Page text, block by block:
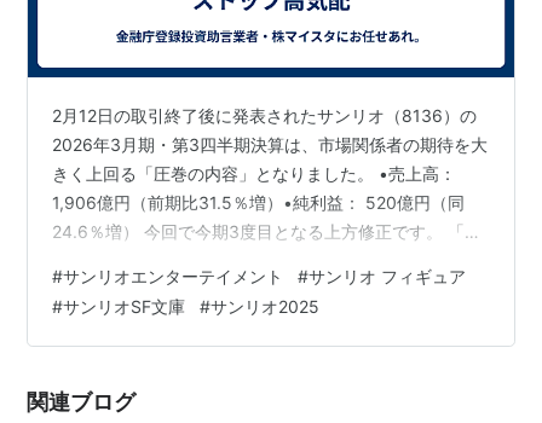
2月12日の取引終了後に発表されたサンリオ（8136）の
2026年3月期・第3四半期決算は、市場関係者の期待を大
きく上回る「圧巻の内容」となりました。 •売上高：
1,906億円（前期比31.5％増）•純利益： 520億円（同
24.6％増） 今回で今期3度目となる上方修正です。 「ク
世界的な人気再燃が、単なるブームではなく「定着した
収益基盤」になったことを証明しています。ライセンス
事業の利益率の高さが、売上の伸びを凌駕する形で利益
到。前日比+700円（14.7％）の5,464円ストップ高気配
#サンリオエンターテイメント #サンリオ フィギュア
#サンリオSF文庫 #サンリオ2025
関連ブログ